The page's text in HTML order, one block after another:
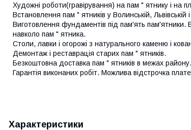
Художні роботи(гравірування) на пам " ятнику і на
Встановлення пам " ятників у Волинській, Львівській
Виготовлення фундаментів під пам'ять
навколо пам " ятника.
Столи, лавки і огорожі з натурального каменю і
Демонтаж і реставрація старих пам " ятників.
Безкоштовна доставка пам " ятників в межах району.
Гарантія виконаних робіт. Можлива відстрочка
Характеристики